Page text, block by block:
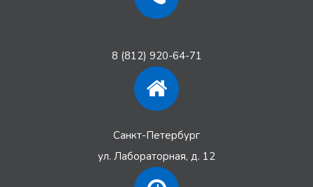
8 (812) 920-64-71
Санкт-Петербург
ул. Лабораторная, д. 12